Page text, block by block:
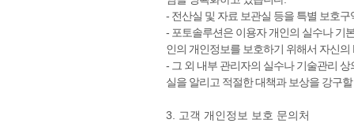
- 전산실 및 자료 보관실 등을 특별 보호
- 포토솔루션은 이용자 개인의 실수나 기
인의 개인정보를 보호하기 위해서 자신
- 그 외 내부 관리자의 실수나 기술관리
실을 알리고 적절한 대책과 보상을 강구
3. 고객 개인정보 보호 문의처